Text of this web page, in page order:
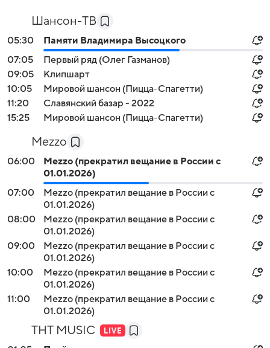
Шансон-TB
05:30
Памяти Владимира Высоцкого
07:05
Первый ряд (Олег Газманов)
09:05
Клипшарт
10:05
Мировой шансон (Пицца-Спагетти)
11:20
Славянский базар - 2022
15:25
Мировой шансон (Пицца-Спагетти)
Mezzo
06:00
Mezzo (прекратил вещание в России с
01.01.2026)
07:00
Mezzo (прекратил вещание в России с
01.01.2026)
08:00
Mezzo (прекратил вещание в России с
01.01.2026)
09:00
Mezzo (прекратил вещание в России с
01.01.2026)
10:00
Mezzo (прекратил вещание в России с
01.01.2026)
11:00
Mezzo (прекратил вещание в России с
01.01.2026)
ТНТ MUSIC